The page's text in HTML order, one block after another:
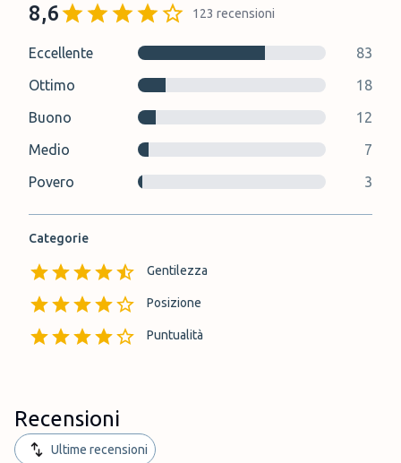
8,6 123 recensioni
Eccellente
83
Ottimo
18
Buono
12
Medio
7
Povero
3
Categorie
Gentilezza
Posizione
Puntualità
Recensioni
Ultime recensioni